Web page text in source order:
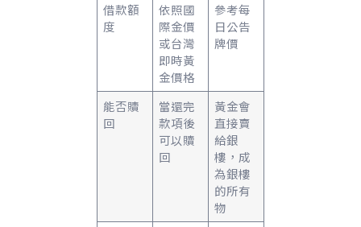
借款額
度
依照國
際金價
或台灣
即時黃
金價格
參考每
日公告
牌價
能否贖
回
當還完
款項後
可以贖
回
黃金會
直接賣
給銀
樓，成
為銀樓
的所有
物